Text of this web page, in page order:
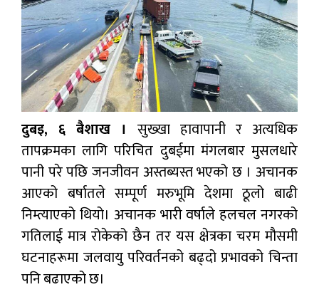
दुबइ, ६ बैशाख । सुख्खा हावापानी र अत्यधिक
तापक्रमका लागि परिचित दुबईमा मंगलबार मुसलधारे
पानी परे पछि जनजीवन अस्तब्यस्त भएको छ । अचानक
आएको बर्षातले सम्पूर्ण मरुभूमि देशमा ठूलो बाढी
निम्त्याएको थियो। अचानक भारी वर्षाले हलचल नगरको
गतिलाई मात्र रोकेको छैन तर यस क्षेत्रका चरम मौसमी
घटनाहरूमा जलवायु परिवर्तनको बढ्दो प्रभावको चिन्ता
पनि बढाएको छ।